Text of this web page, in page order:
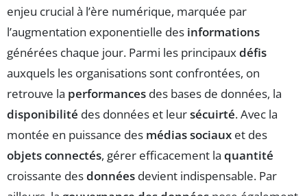
enjeu crucial à l’ère numérique, marquée par
l’augmentation exponentielle des informations
générées chaque jour. Parmi les principauxdéfis
auxquels les organisations sont confrontées, on
retrouve la performances des bases de données, la
disponibilité des données et leursécuirté. Avec la
montée en puissance des médias sociaux et des
objets connectés, gérer efficacement la quantité
croissante desdonnées devient indispensable. Par